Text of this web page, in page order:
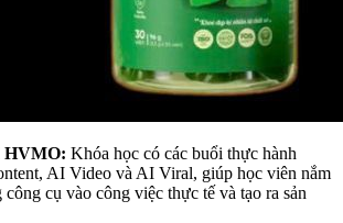
HVMO: Khóa học có các buổi thực hành
AI Video và AI Viral, giúp học viên nắm
cụ vào công việc thực tế và tạo ra sản